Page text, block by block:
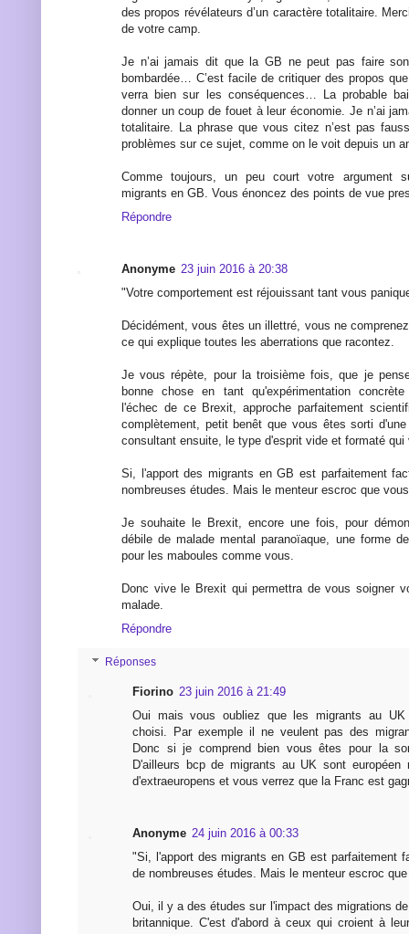
des propos révélateurs d’un caractère totalitaire.
de votre camp.
Je n’ai jamais dit que la GB ne peut pas faire
bombardée… C’est facile de critiquer des propos
verra bien sur les conséquences… La probable
donner un coup de fouet à leur économie. Je n’ai
totalitaire. La phrase que vous citez n’est pas
problèmes sur ce sujet, comme on le voit depuis un
Comme toujours, un peu court votre argument
migrants en GB. Vous énoncez des points de vue
Répondre
Anonyme 23 juin 2016 à 20:38
"Votre comportement est réjouissant tant vous
Décidément, vous êtes un illettré, vous ne
ce qui explique toutes les aberrations que racontez.
Je vous répète, pour la troisième fois, que je
bonne chose en tant qu'expérimentation
l'échec de ce Brexit, approche parfaitement
complètement, petit benêt que vous êtes sorti
consultant ensuite, le type d'esprit vide et formaté
Si, l'apport des migrants en GB est parfaitement
nombreuses études. Mais le menteur escroc que
Je souhaite le Brexit, encore une fois, pour
débile de malade mental paranoïaque, une forme
pour les maboules comme vous.
Donc vive le Brexit qui permettra de vous soigner
malade.
Répondre
Réponses
Fiorino 23 juin 2016 à 21:49
Oui mais vous oubliez que les migrants au UK
choisi. Par exemple il ne veulent pas des
Donc si je comprend bien vous êtes pour la
D'ailleurs bcp de migrants au UK sont européen
d'extraeuropens et vous verrez que la Franc est
Anonyme 24 juin 2016 à 00:33
"Si, l'apport des migrants en GB est parfaitement
de nombreuses études. Mais le menteur escroc
Oui, il y a des études sur l'impact des migrations
britannique. C'est d'abord à ceux qui croient à